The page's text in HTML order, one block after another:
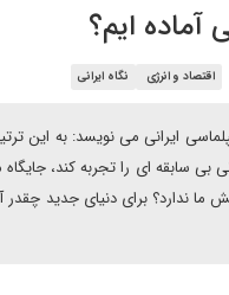
آماده ایم؟
اقتصاد و انرژی نگاه ایرانی
ایرانی می نویسد: به این
سابقه ای را تجربه کند، جایگاه
ندارد؟ برای دنیای جدید چقدر